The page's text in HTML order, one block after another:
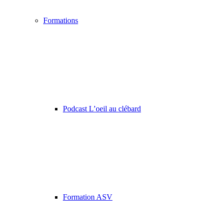
Formations
Podcast L’oeil au clébard
Formation ASV